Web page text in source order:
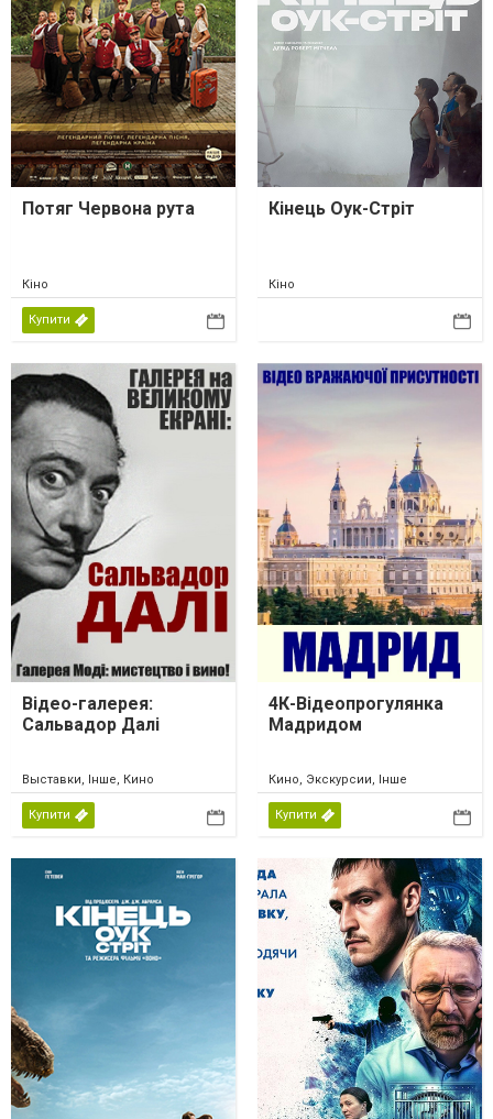
Потяг Червона рута
Кіно
Купити
Кінець Оук-Стріт
Кіно
Відео-галерея:
Сальвадор Далі
Выставки, Інше, Кино
Купити
4К-Відеопрогулянка
Мадридом
Кино, Экскурсии, Інше
Купити